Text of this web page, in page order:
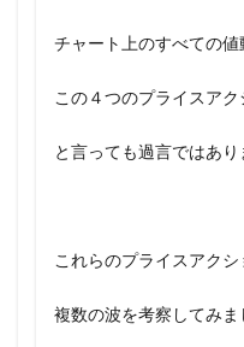
チャート上のすべての値
この４つのプライスアク
と言っても過言ではあり
これらのプライスアク
複数の波を考察してみま